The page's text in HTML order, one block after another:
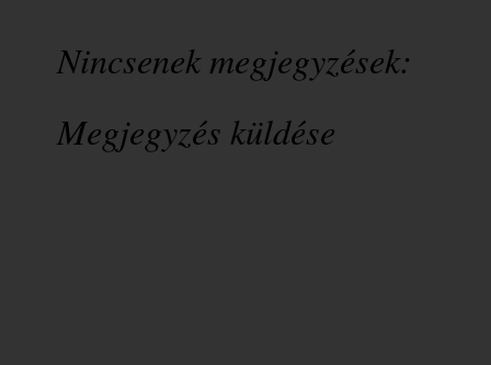
Nincsenek megjegyzések:
Megjegyzés küldése